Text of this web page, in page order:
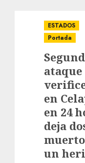
ESTADOS
Portada
ataque
en
en 24
deja
un